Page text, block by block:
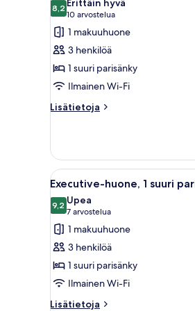
huonetyypin
Deluxe-
huone,
1
suuri
parisänky
kuvat
8,28,2 kautta 10
Erittäin hyvä
10 arvostelua
(10
arvostelua)
1 makuuhuone
3 henkilöä
1 suuri parisänky
Ilmainen Wi-Fi
Lisätietoja
Lisätietoja
1
suuri
parisänky
Avaa
kaikki
huonetyypin
Executive-
huone,
1
suuri
parisänky
kuvat
7
Executive-huone, 1 suuri
9,29,2 kautta 10
Upea
7 arvostelua
(7
arvostelua)
1 makuuhuone
3 henkilöä
1 suuri parisänky
Ilmainen Wi-Fi
Lisätietoja
Lisätietoja